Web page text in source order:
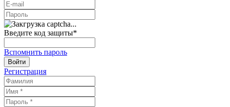
Введите код защиты*
Вспомнить пароль
Войти
Регистрация